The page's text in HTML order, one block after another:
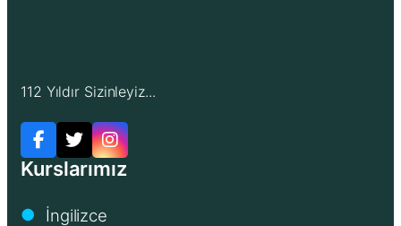
112 Yıldır Sizinleyiz...
Kurslarımız
● İngilizce